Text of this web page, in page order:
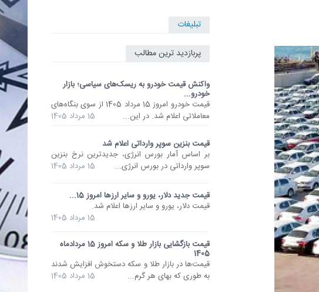
تبلیغات
پربازدید ترین مطالب
واکنش قیمت خودرو به ریسک‌های سیاسی؛ بازار
خودرو...
قیمت خودرو امروز 15 مرداد 1405 از سوی بنگاه‌های
معاملاتی اعلام شد. در این...
15 مرداد 1405
قیمت بنزین سوپر وارداتی اعلام شد
بر اساس آمار بورس انرژی، جدیدترین نرخ بنزین
سوپر وارداتی در بورس انرژی...
15 مرداد 1405
قیمت جدید دلار، یورو و سایر ارزها امروز 15...
قیمت دلار، یورو و سایر ارزها اعلام شد.
15 مرداد 1405
قیمت بازگشایی بازار طلا و سکه امروز 15 مردادماه
1405
قیمت‌ها در بازار طلا و سکه دستخوش افزایش شدند
به طوری که بهای هر گرم...
15 مرداد 1405